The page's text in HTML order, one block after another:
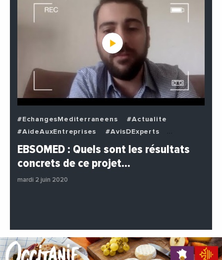
#EchangesMediterraneens
#Actualite
#AideAuxEntreprises
#AvisDExperts
#BuzzNews
#Decideurs
#Entreprises
#Institutions
EBSOMED : Quels sont les résultats
concrets de ce projet…
mardi 2 juin 2020